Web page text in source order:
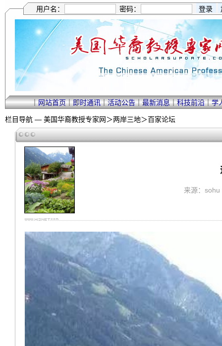
用户名： 密码：
｜网站首页｜即时通讯｜活动公告｜最新消息｜科技前沿｜学
栏目导航 — 美国华裔教授专家网＞两岸三地＞百家论坛
来源：